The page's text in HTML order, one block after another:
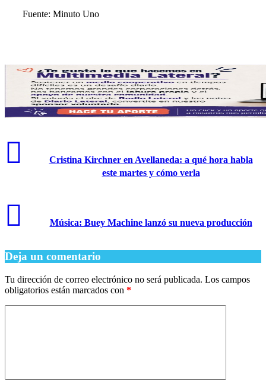
Fuente: Minuto Uno
Cristina Kirchner en Avellaneda: a qué hora habla
este martes y cómo verla
Música: Buey Machine lanzó su nueva producción
Deja un comentario
Tu dirección de correo electrónico no será publicada. Los campos
obligatorios están marcados con *